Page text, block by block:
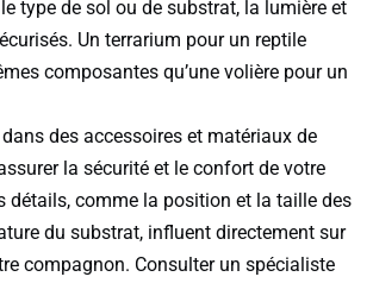
type de sol ou de substrat, la lumière et
Un terrarium pour un reptile
composantes qu’une volière pour un
des accessoires et matériaux de
la sécurité et le confort de votre
détails, comme la position et la taille des
du substrat, influent directement sur
compagnon. Consulter un spécialiste